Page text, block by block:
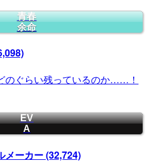
青春
余命
のぐらい残っているのか……！
EV
A
メーカー(32,724)